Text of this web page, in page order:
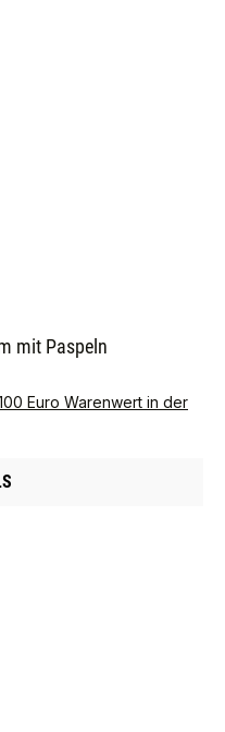
mit Paspeln
Euro Warenwert in der